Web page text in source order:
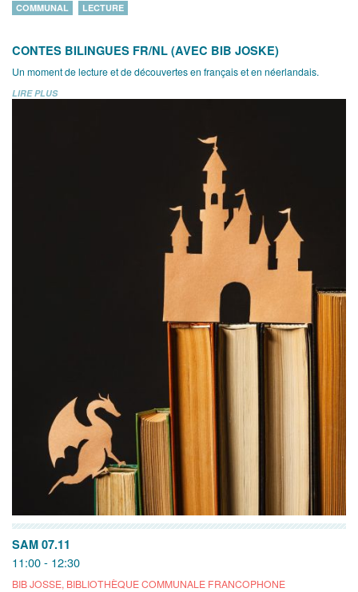
COMMUNAL LECTURE
CONTES BILINGUES FR/NL (AVEC BIB JOSKE)
Un moment de lecture et de découvertes en français et en néerlandais.
LIRE PLUS
SAM 07.11
11:00 - 12:30
BIB JOSSE, BIBLIOTHÈQUE COMMUNALE FRANCOPHONE